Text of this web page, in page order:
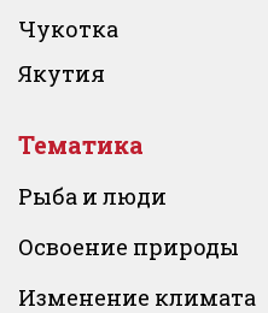
Чукотка
Якутия
Тематика
Рыба и люди
Освоение природы
Изменение климата